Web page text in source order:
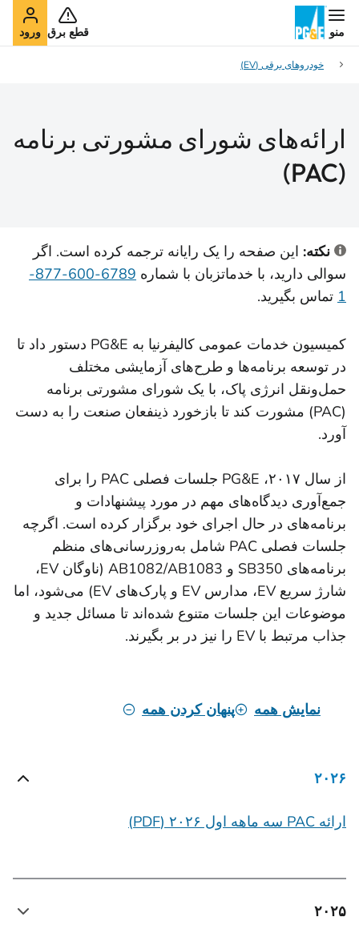
منو قطع برق ورود
خودروهای برقی (EV)
ارائه‌های شورای مشورتی برنامه
(PAC)
نکته: این صفحه را یک رایانه ترجمه کرده است. اگر
سوالی دارید، با خدماتزبان با شماره
6789-600-877-
1 تماس بگیرید.
کمیسیون خدمات عمومی کالیفرنیا به PG&E دستور داد تا
در توسعه برنامه‌ها و طرح‌های آزمایشی مختلف
حمل‌ونقل انرژی پاک، با یک شورای مشورتی برنامه
(PAC) مشورت کند تا بازخورد ذینفعان صنعت را به دست
آورد.
از سال ۲۰۱۷، PG&E جلسات فصلی PAC را برای
جمع‌آوری دیدگاه‌های مهم در مورد پیشنهادات و
برنامه‌های در حال اجرای خود برگزار کرده است. اگرچه
جلسات فصلی PAC شامل به‌روزرسانی‌های منظم
برنامه‌های SB350 و AB1082/AB1083 (ناوگان EV،
شارژ سریع EV، مدارس EV و پارک‌های EV) می‌شود، اما
موضوعات این جلسات متنوع شده‌اند تا مسائل جدید و
جذاب مرتبط با EV را نیز در بر بگیرند.
نمایش همه پنهان کردن همه
۲۰۲۶
ارائه PAC سه ماهه اول ۲۰۲۶ (PDF)
۲۰۲۵